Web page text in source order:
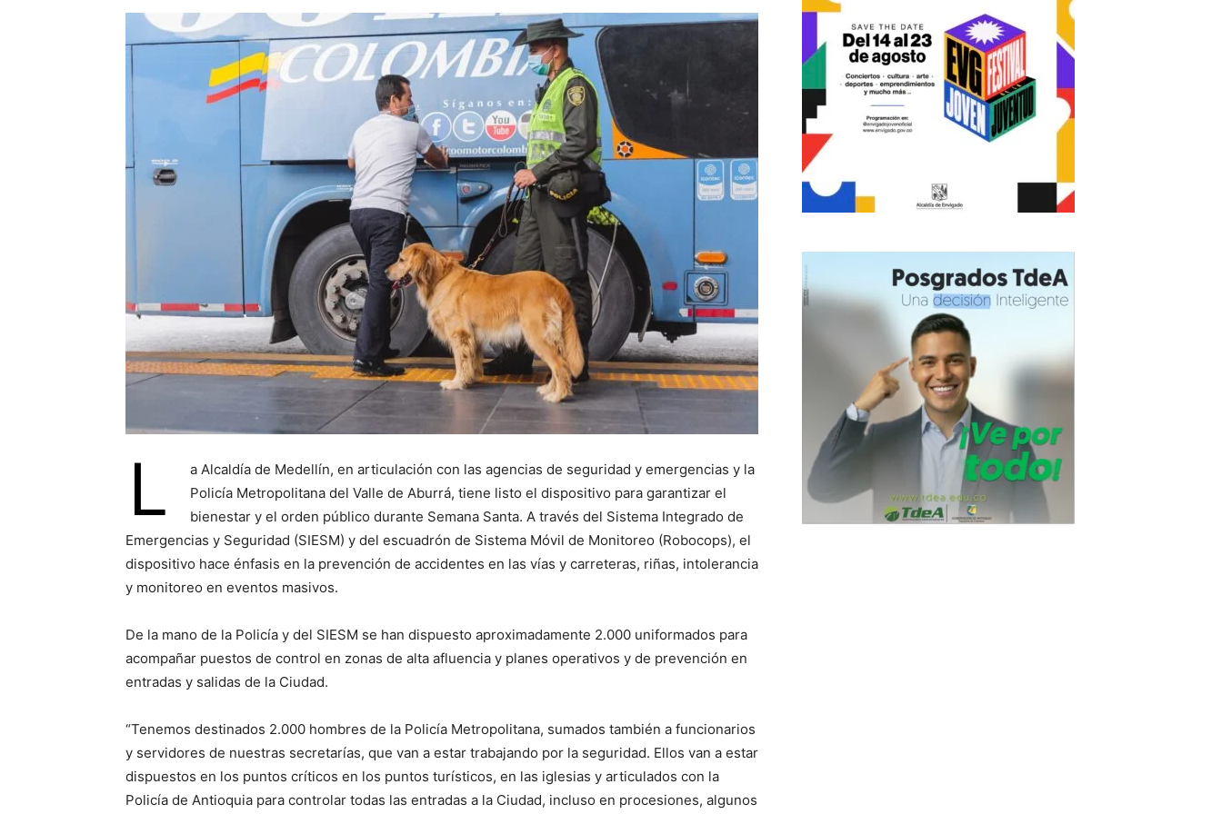
L
a Alcaldía de Medellín, en articulación con las agencias de seguridad y emergencias y la
Policía Metropolitana del Valle de Aburrá, tiene listo el dispositivo para garantizar el
bienestar y el orden público durante Semana Santa. A través del Sistema Integrado de
Emergencias y Seguridad (SIESM) y del escuadrón de Sistema Móvil de Monitoreo (Robocops), el
dispositivo hace énfasis en la prevención de accidentes en las vías y carreteras, riñas, intolerancia
y monitoreo en eventos masivos.
De la mano de la Policía y del SIESM se han dispuesto aproximadamente 2.000 uniformados para
acompañar puestos de control en zonas de alta afluencia y planes operativos y de prevención en
entradas y salidas de la Ciudad.
“Tenemos destinados 2.000 hombres de la Policía Metropolitana, sumados también a funcionarios
y servidores de nuestras secretarías, que van a estar trabajando por la seguridad. Ellos van a estar
dispuestos en los puntos críticos en los puntos turísticos, en las iglesias y articulados con la
Policía de Antioquia para controlar todas las entradas a la Ciudad, incluso en procesiones, algunos